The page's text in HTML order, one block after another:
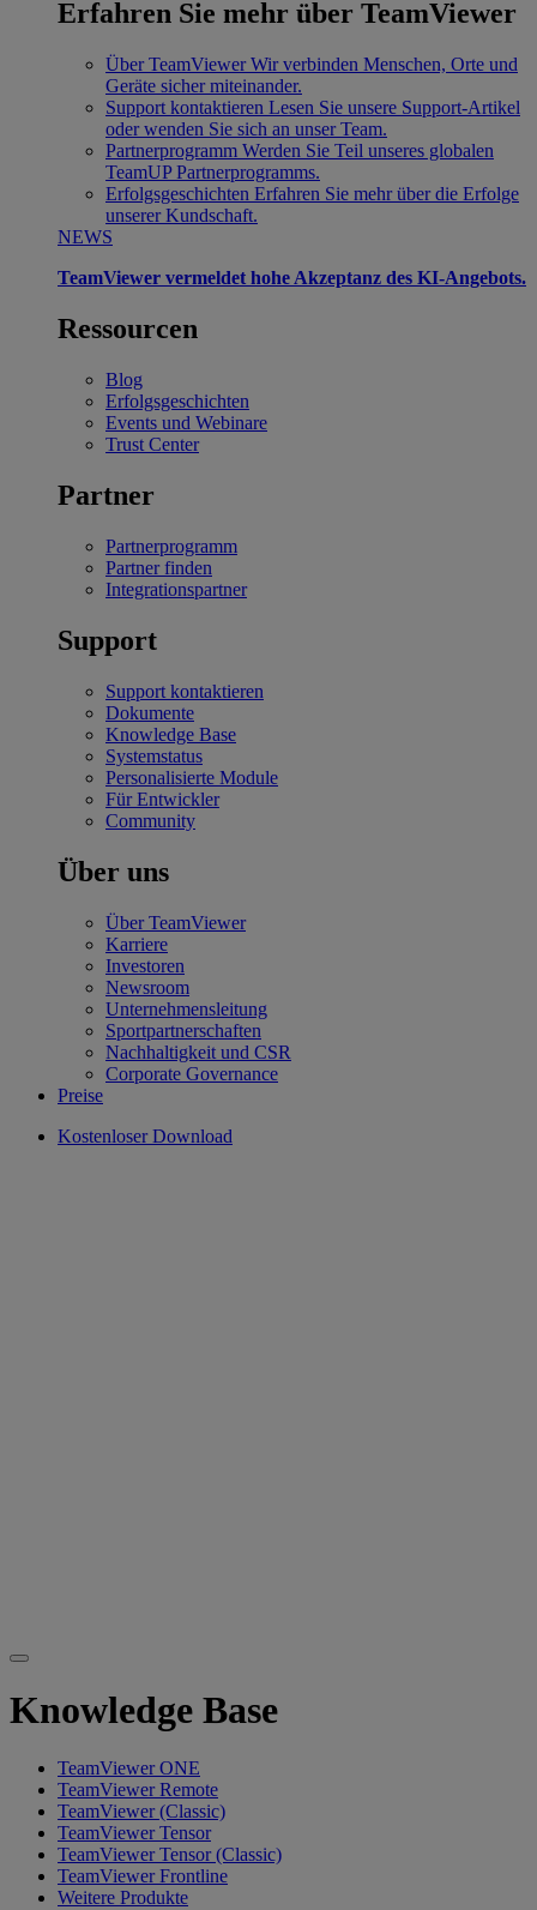
Erfahren Sie mehr über TeamViewer
Über TeamViewer Wir verbinden Menschen, Orte und
Geräte sicher miteinander.
Support kontaktieren Lesen Sie unsere Support-Artikel
oder wenden Sie sich an unser Team.
Partnerprogramm Werden Sie Teil unseres globalen
TeamUP Partnerprogramms.
Erfolgsgeschichten Erfahren Sie mehr über die Erfolge
unserer Kundschaft.
NEWS
TeamViewer vermeldet hohe Akzeptanz des KI-Angebots.
Ressourcen
Blog
Erfolgsgeschichten
Events und Webinare
Trust Center
Partner
Partnerprogramm
Partner finden
Integrationspartner
Support
Support kontaktieren
Dokumente
Knowledge Base
Systemstatus
Personalisierte Module
Für Entwickler
Community
Über uns
Über TeamViewer
Karriere
Investoren
Newsroom
Unternehmensleitung
Sportpartnerschaften
Nachhaltigkeit und CSR
Corporate Governance
Preise
Kostenloser Download
Knowledge Base
TeamViewer ONE
TeamViewer Remote
TeamViewer (Classic)
TeamViewer Tensor
TeamViewer Tensor (Classic)
TeamViewer Frontline
Weitere Produkte